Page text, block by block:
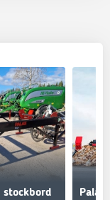
stockbord
Palax